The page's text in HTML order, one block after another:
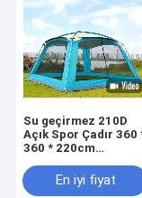
Su geçirmez 210D
Açık Spor Çadır 360
360 * 220cm
Çadır AilesiEn iyi fiyat